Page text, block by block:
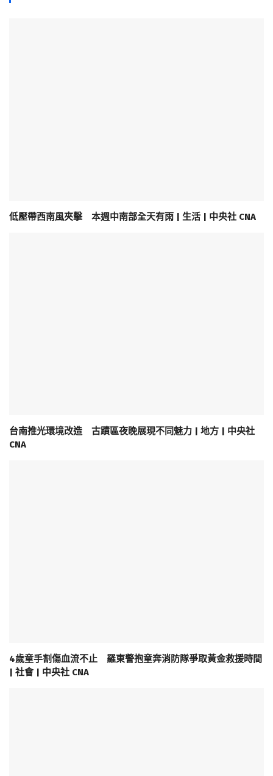
低壓帶西南風夾擊 本週中南部全天有雨 | 生活 | 中央社 CNA
台南推光環境改造 古蹟區夜晚展現不同魅力 | 地方 | 中央社
CNA
4歲童手割傷血流不止 羅東警抱童奔消防隊爭取黃金救援時間
| 社會 | 中央社 CNA